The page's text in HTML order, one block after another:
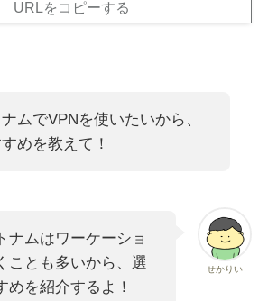
URLをコピーする
ムでVPNを使いたいから、
めを教えて！
せかりい
ナムはワーケーショ
ことも多いから、選
めを紹介するよ！